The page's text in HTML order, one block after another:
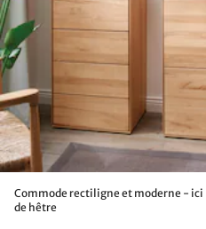
Commode rectiligne et moderne -
de hêtre